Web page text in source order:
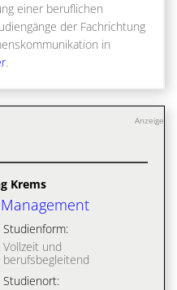
einer beruflichen
der Fachrichtung
in
.
Anzeige
Krems
Studienform:
Vollzeit und
berufsbegleitend
Studienort: